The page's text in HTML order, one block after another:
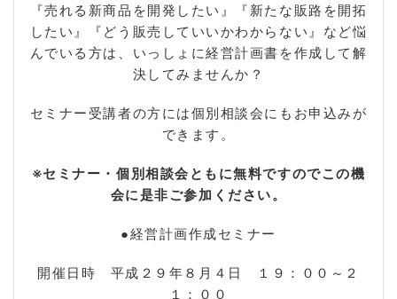
『売れる新商品を開発したい』『新たな販路を開拓
したい』『どう販売していいかわからない』など悩
んでいる方は、いっしょに経営計画書を作成して解
決してみませんか？
セミナー受講者の方には個別相談会にもお申込みが
できます。
※セミナー・個別相談会ともに無料ですのでこの機
会に是非ご参加ください。
●経営計画作成セミナー
開催日時 平成２９年８月４日 １９：００～２
１：００